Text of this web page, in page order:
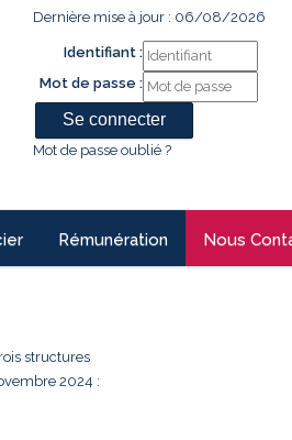
Dernière mise à jour : 06/08/2026
Identifiant :
Mot de passe :
Mot de passe oublié ?
Rémunération Nous
structures
2024 :